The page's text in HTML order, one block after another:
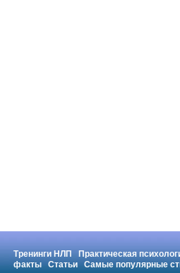
Тренинги НЛП
Практическая
факты
Статьи Самые популярные